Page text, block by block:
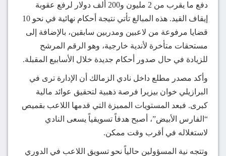
دفع ما يقرب من 2 مليون و200 ألف دولار لرفع عقوبة
إيقاف القيد. هذه المبالغ تأتي نتيجة أحكام نهائية في نحو 10
قضايا مرفوعة من لاعبين ومدربين سابقين، بالإضافة إلى
مستحقات متأخرة لأندية خارجية، وهو الرقم المرشح
للزيادة في حال صدور أحكام جديدة خلال الأسابيع المقبلة.
وأكد مصدر مطلع داخل نادي الزمالك أن الإدارة ترى في
البرازيلي خوان بيزيرا فرصة ذهبية لتحقيق عوائد مالية
كبرى. فبعد المستويات المميزة التي قدمها اللاعب بقميص
“الفارس الأبيض”، أصبح هدفاً تسويقياً يسعى النادي
لاستغلاله في أقرب وقت ممكن.
وتتجه نية المسؤولين حالياً نحو تسويق اللاعب في الدوري